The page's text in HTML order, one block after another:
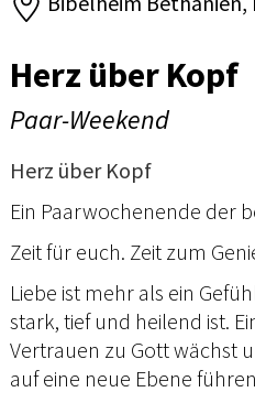
Herz über Kopf
Paar-Weekend
Herz über Kopf
Ein Paarwochenende der
Zeit für euch. Zeit zum
Liebe ist mehr als ein
stark, tief und heilend ist.
Vertrauen zu Gott wächst
auf eine neue Ebene